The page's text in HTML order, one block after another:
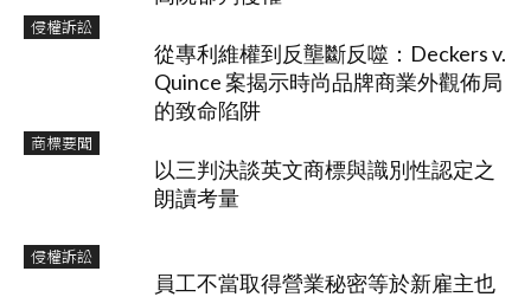
侵權訴訟
從專利維權到反壟斷反噬：Deckers v.
Quince 案揭示時尚品牌商業外觀佈局
的致命陷阱
商標要聞
以三判決談英文商標與識別性認定之
朗讀考量
侵權訴訟
員工不當取得營業秘密等於新雇主也